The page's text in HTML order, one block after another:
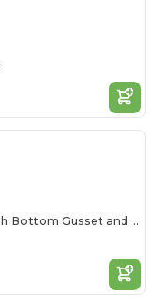
Promotional Tote with Bottom Gusset and Colored Handles